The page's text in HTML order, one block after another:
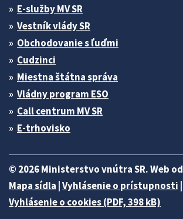
E-služby MV SR
Vestník vlády SR
Obchodovanie s ľuďmi
Cudzinci
Miestna štátna správa
Vládny program ESO
Call centrum MV SR
E-trhovisko
© 2026 Ministerstvo vnútra SR. Web od
Mapa sídla Vyhlásenie o prístupnosti
Vyhlásenie o cookies (PDF, 398 kB)